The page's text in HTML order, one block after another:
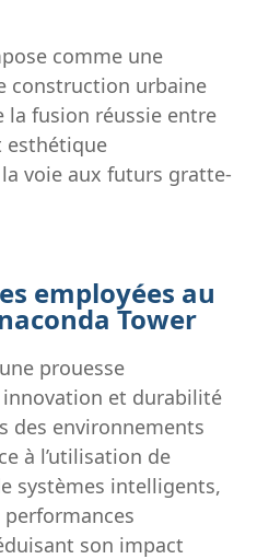
comme une
construction urbaine
fusion réussie entre
esthétique
voie aux futurs gratte-
employées au
Tower
prouesse
et durabilité
des environnements
à l’utilisation de
systèmes intelligents,
son impact